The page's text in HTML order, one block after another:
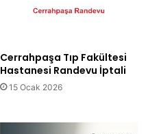
Cerrahpaşa Tıp Fakültesi
Hastanesi Randevu İptali
15 Ocak 2026